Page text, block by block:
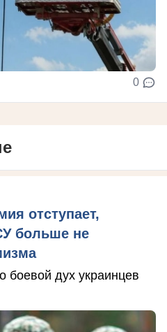
0
отступает,
больше не
боевой дух украинцев